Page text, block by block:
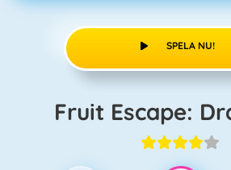
SPELA NU!
Fruit Escape: